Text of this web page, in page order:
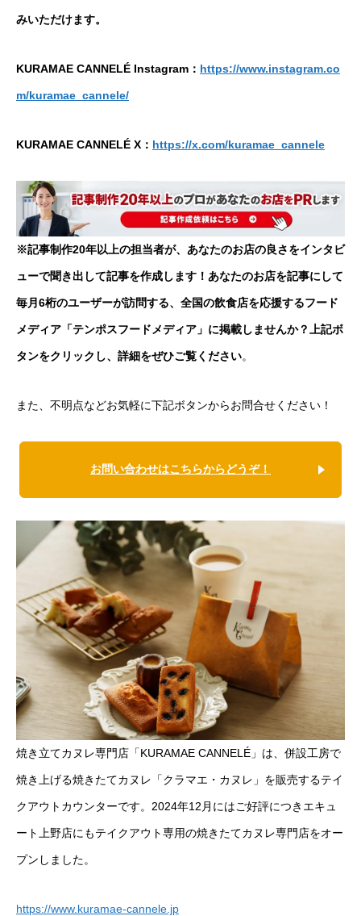
みいただけます。
KURAMAE CANNELÉ Instagram： https://www.instagram.co
m/kuramae_cannele/
KURAMAE CANNELÉ X： https://x.com/kuramae_cannele
※記事制作20年以上の担当者が、あなたのお店の良さをインタビ
ューで聞き出して記事を作成します！あなたのお店を記事にして
毎月6桁のユーザーが訪問する、全国の飲食店を応援するフード
メディア「テンポスフードメディア」に掲載しませんか？上記ボ
タンをクリックし、詳細をぜひご覧ください。
また、不明点などお気軽に下記ボタンからお問合せください！
お問い合わせはこちらからどうぞ！
焼き立てカヌレ専門店「KURAMAE CANNELÉ」は、併設工房で
焼き上げる焼きたてカヌレ「クラマエ・カヌレ」を販売するテイ
クアウトカウンターです。2024年12月にはご好評につきエキュ
ート上野店にもテイクアウト専用の焼きたてカヌレ専門店をオー
プンしました。
https://www.kuramae-cannele.jp